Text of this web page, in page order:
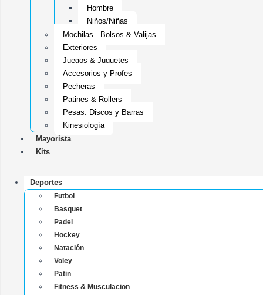
Hombre
Niños/Niñas
Mochilas , Bolsos & Valijas
Exteriores
Juegos & Juguetes
Accesorios y Profes
Pecheras
Patines & Rollers
Pesas, Discos y Barras
Kinesiología
Mayorista
Kits
Deportes
Futbol
Basquet
Padel
Hockey
Natación
Voley
Patin
Fitness & Musculacion